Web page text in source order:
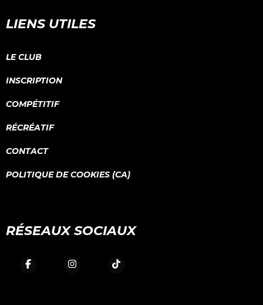
LIENS UTILES
LE CLUB
INSCRIPTION
COMPÉTITIF
RÉCRÉATIF
CONTACT
POLITIQUE DE COOKIES (CA)
RÉSEAUX SOCIAUX